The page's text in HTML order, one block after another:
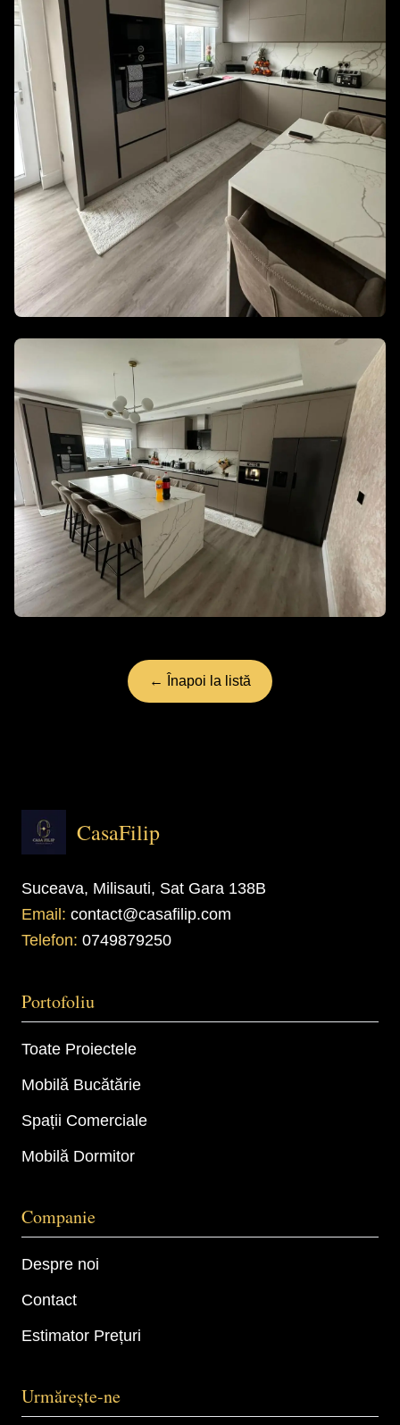
← Înapoi la listă
CasaFilip
Suceava, Milisauti, Sat Gara 138B
Email: contact@casafilip.com
Telefon: 0749879250
Portofoliu
Toate Proiectele
Mobilă Bucătărie
Spații Comerciale
Mobilă Dormitor
Companie
Despre noi
Contact
Estimator Prețuri
Urmărește-ne